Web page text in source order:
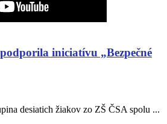
iniciatívu „Bezpečné
desiatich žiakov zo ZŠ ČSA spolu ...